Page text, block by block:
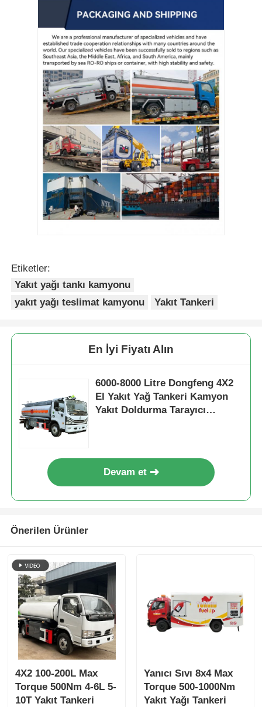
Etiketler:
Yakıt yağı tankı kamyonu
yakıt yağı teslimat kamyonu
Yakıt Tankeri
En İyi Fiyatı Alın
6000-8000 Litre Dongfeng 4X2
El Yakıt Yağ Tankeri Kamyon
Yakıt Doldurma Tarayıcı
Devam et
Önerilen Ürünler
4X2 100-200L Max
Torque 500Nm 4-6L 5-
10T Yakıt Tankeri
Yanıcı Sıvı 8x4 Max
Torque 500-1000Nm
Yakıt Yağı Tankeri